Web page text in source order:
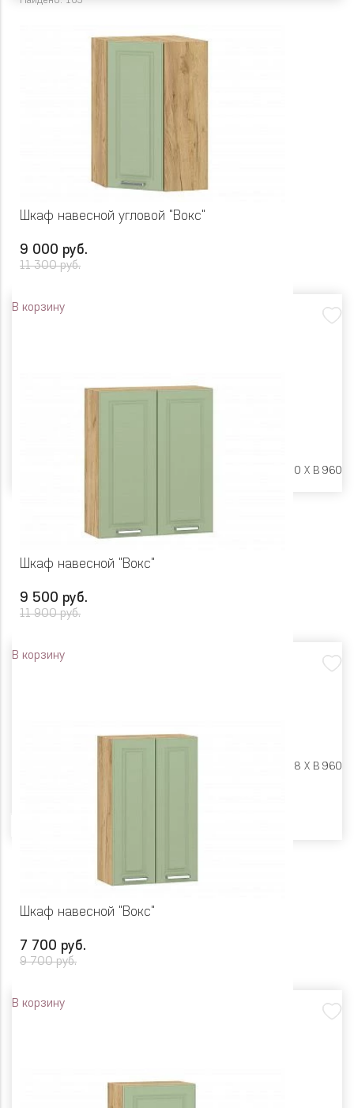
Шкаф навесной угловой "Вокс"
9 000 руб.
11 300 руб.
В корзину
Ш 600 X Г 600 X В 960
Шкаф навесной "Вокс"
9 500 руб.
11 900 руб.
В корзину
Ш 800 X Г 318 X В 960
Шкаф навесной "Вокс"
7 700 руб.
9 700 руб.
В корзину